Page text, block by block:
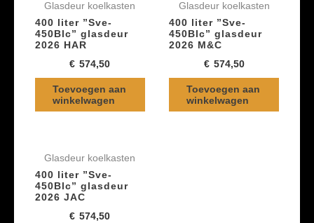
Glasdeur koelkasten
400 liter ”Sve-
450Blc” glasdeur
2026 HAR
€ 574,50
Toevoegen aan
winkelwagen
Glasdeur koelkasten
400 liter ”Sve-
450Blc” glasdeur
2026 M&C
€574,50
Toevoegen aan
winkelwagen
Glasdeur koelkasten
400 liter ”Sve-
450Blc” glasdeur
2026 JAC
€ 574,50